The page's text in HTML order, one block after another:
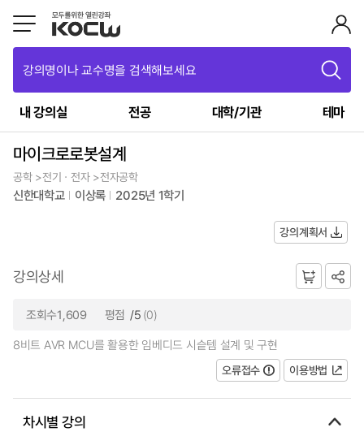
강의명이나 교수명을 검색해보세요
내 강의실 전공 대학/기관 테마
마이크로로봇설계
공학 >전기ㆍ전자 >전자공학
신한대학교 이상록 2025년 1학기
강의계획서
강의상세
조회수1,609 평점 /5 (0)
8비트 AVR MCU를 활용한 임베디드 시슽템 설계 및 구현
오류접수
이용방법
차시별 강의